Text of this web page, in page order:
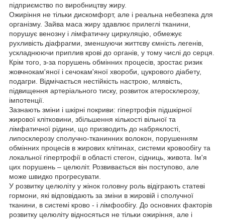
підприємство по виробництву жиру.
Ожиріння не тільки дискомфорт, але і реальна небезпека для
організму. Зайва маса жиру здавлює прилеглі тканини,
порушує венозну і лімфатичну циркуляцію, обмежує
рухливість діафрагми, зменшуючи життєву ємність легенів,
ускладнюючи приплив крові до органів, у тому числі до серця.
Крім того, з-за порушень обмінних процесів, зростає ризик
жовчнокам'яної і сечокам'яної хвороби, цукрового діабету,
подагри. Відмічається нестійкість настрою, млявість,
підвищення артеріального тиску, розвиток атеросклерозу,
імпотенції.
Зазнають зміни і шкірні покриви: гіпертрофія підшкірної
жирової клітковини, збільшення кількості вільної та
лімфатичної рідини, що призводить до набряклості,
липосклерозу сполучно-тканинних волокон, порушенням
обмінних процесів в жирових клітинах, системи кровообігу та
локальної гіпертрофії в області стегон, сідниць, живота. Ім'я
цих порушень – целюліт. Розвивається він поступово, але
може швидко прогресувати.
У розвитку целюліту у жінок головну роль відіграють статеві
гормони, які відповідають за зміни в жировій і сполучної
тканини, в системі крово - і лімфообігу. До основних факторів
розвитку целюліту відносяться не тільки ожиріння, але і